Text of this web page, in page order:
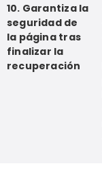
10. Garantiza la
seguridad de
la página tras
finalizar la
recuperación